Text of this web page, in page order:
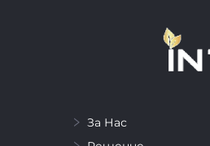
За Нас